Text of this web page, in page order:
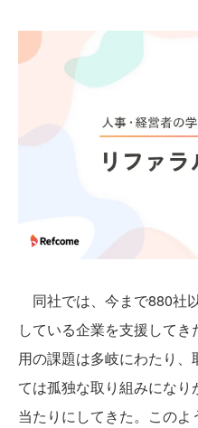
同社では、今まで880社
している企業を支援して
用の課題は多岐にわたり
ては孤独な取り組みにな
当たりにしてきた。このよ